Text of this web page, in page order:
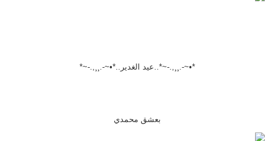
*•~-.¸¸,.-~*..عيد الغدير..*•~-.¸¸,.-~*
بعشق محمدي